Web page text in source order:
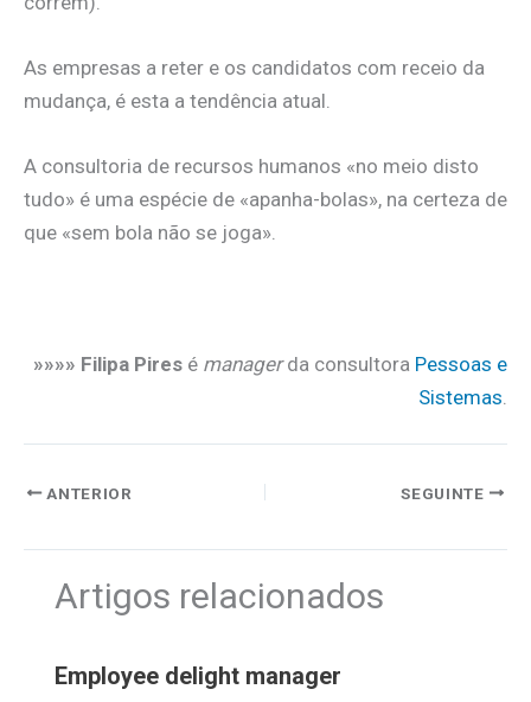
As empresas a reter e os candidatos com receio da
mudança, é esta a tendência atual.
A consultoria de recursos humanos «no meio disto
tudo» é uma espécie de «apanha-bolas», na certeza de
que «sem bola não se joga».
»»»» Filipa Pires é managerda consultora Pessoas e
Sistemas
ANTERIOR SEGUINTE
Artigos relacionados
Employee delight manager